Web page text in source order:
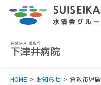
HOME > お知らせ >